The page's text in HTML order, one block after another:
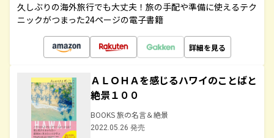
久しぶりの海外旅行でも大丈夫！旅の手配や準備に使えるテク
ニックがつまった24ページの電子書籍
詳細を見る
ＡＬＯＨＡを感じるハワイのことばと
絶景１００
BOOKS 旅の名言＆絶景
2022.05.26 発売